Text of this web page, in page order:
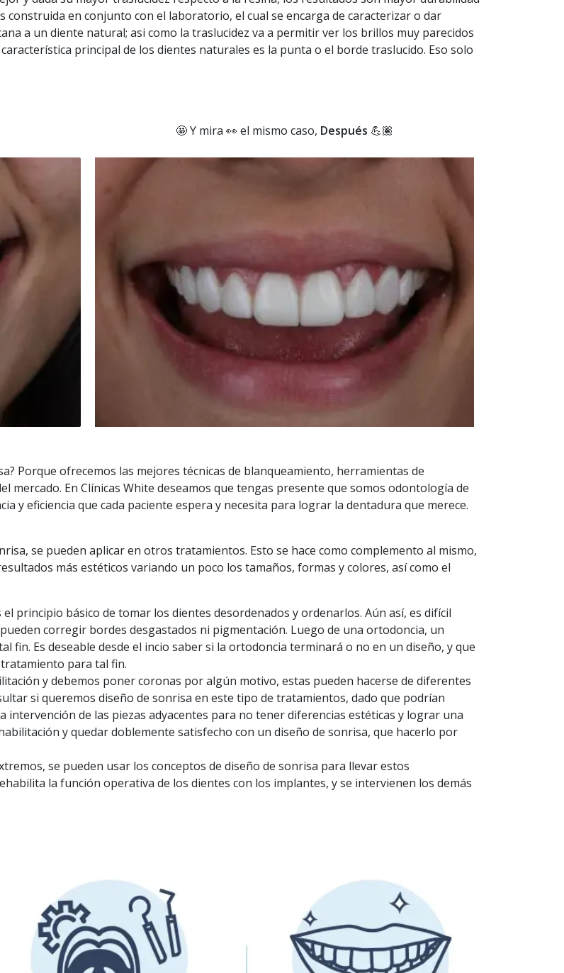
en conjunto con el laboratorio, el cual se encarga de caracterizar o dar
a un diente natural; asi como la traslucidez va a permitir ver los brillos muy parecidos
principal de los dientes naturales es la punta o el borde traslucido. Eso solo
🤩 Y mira 👀 el mismo caso, Después 💪🏽
Porque ofrecemos las mejores técnicas de blanqueamiento, herramientas de
mercado. En Clínicas White deseamos que tengas presente que somos odontología de
y eficiencia que cada paciente espera y necesita para lograr la dentadura que merece.
se pueden aplicar en otros tratamientos. Esto se hace como complemento al mismo,
más estéticos variando un poco los tamaños, formas y colores, así como el
principio básico de tomar los dientes desordenados y ordenarlos. Aún así, es difícil
corregir bordes desgastados ni pigmentación. Luego de una ortodoncia, un
fin. Es deseable desde el incio saber si la ortodoncia terminará o no en un diseño, y que
para tal fin.
y debemos poner coronas por algún motivo, estas pueden hacerse de diferentes
si queremos diseño de sonrisa en este tipo de tratamientos, dado que podrían
intervención de las piezas adyacentes para no tener diferencias estéticas y lograr una
y quedar doblemente satisfecho con un diseño de sonrisa, que hacerlo por
se pueden usar los conceptos de diseño de sonrisa para llevar estos
la función operativa de los dientes con los implantes, y se intervienen los demás